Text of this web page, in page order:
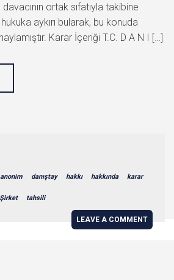
davacının ortak sıfatıyla takibine
aykırı bularak, bu konuda
Karar İçeriği T.C. D A N I […]
anonim danıştay hakkı hakkında karar
Şirket tahsili
LEAVE A COMMENT